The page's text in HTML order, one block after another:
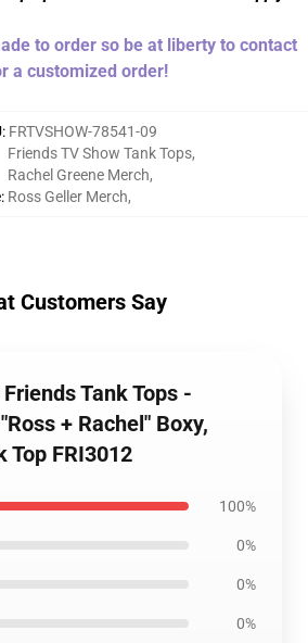
to order so be at liberty to contact
a customized order!
: FRTVSHOW-78541-09
:
Friends TV Show Tank Tops,
Rachel Greene Merch,
Ross Geller Merch,
Customers Say
Tank Tops -
+ Rachel" Boxy,
Top FRI3012
100%
0%
0%
0%